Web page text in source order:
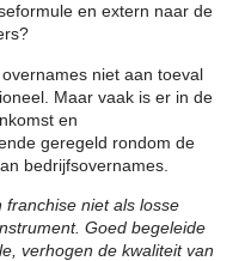
en extern naar de
niet aan toeval
Maar vaak is er in de
en
geregeld rondom de
bedrijfsovernames.
niet als losse
Goed begeleide
verhogen de kwaliteit van